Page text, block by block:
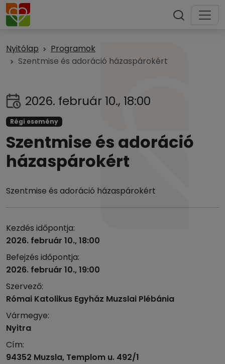
Nyitólap
Programok
Szentmise és adoráció házaspárokért
2026. február 10., 18:00
Régi esemény
Szentmise és adoráció
házaspárokért
Szentmise és adoráció házaspárokért
Kezdés időpontja:
2026. február 10., 18:00
Befejzés időpontja:
2026. február 10., 19:00
Szervező:
Római Katolikus Egyház Muzslai Plébánia
Vármegye:
Nyitra
Cím:
94352 Muzsla, Templom u. 492/1